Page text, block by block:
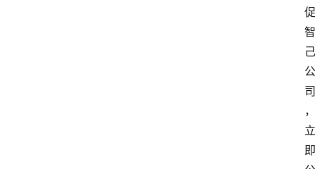
促
智
己
公
司
，
立
即